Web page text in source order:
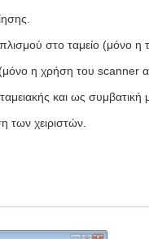
στο ταμείο (μόνο η
(μόνο η χρήση του scanner
και ως συμβατική
των χειριστών.